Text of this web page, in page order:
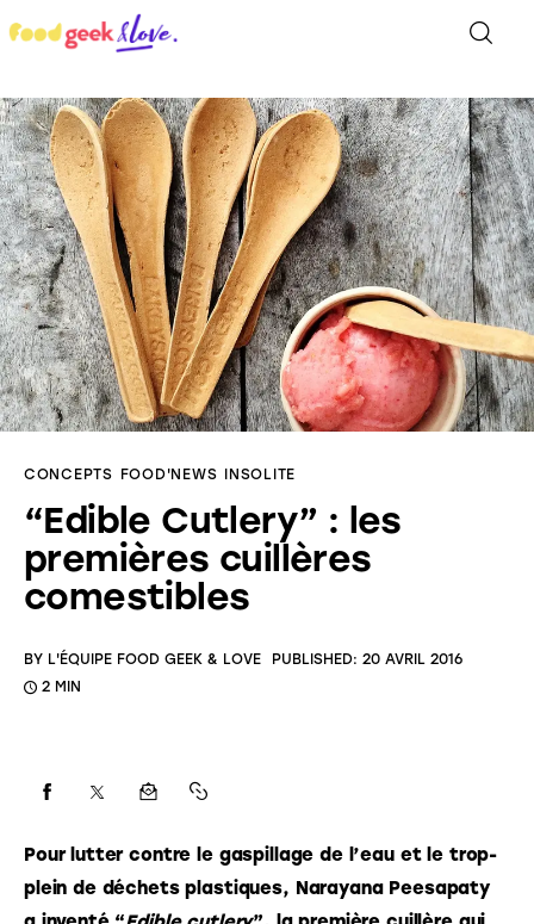
Food’News
Food’Com
Food’Art
Food’Event
Food’Life
CONCEPTS FOOD'NEWS INSOLITE
“Edible Cutlery” : les
premières cuillères
comestibles
BY L'ÉQUIPE FOOD GEEK & LOVE PUBLISHED: 20 AVRIL 2016
2 MIN
Pour lutter contre le gaspillage de l’eau et le trop-
plein de déchets plastiques, Narayana Peesapaty